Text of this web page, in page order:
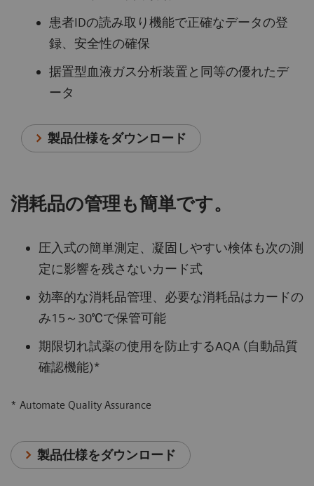
患者IDの読み取り機能で正確なデータの登
録、安全性の確保
据置型血液ガス分析装置と同等の優れたデ
ータ
製品仕様をダウンロード
消耗品の管理も簡単です。
圧入式の簡単測定、凝固しやすい検体も次の測
定に影響を残さないカード式
効率的な消耗品管理、必要な消耗品はカードの
み15～30℃で保管可能
期限切れ試薬の使用を防止するAQA (自動品質
確認機能)*
* Automate Quality Assurance
製品仕様をダウンロード